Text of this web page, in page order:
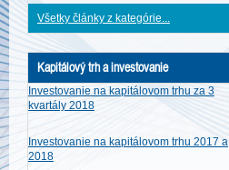
Všetky články z kategórie...
Kapitálový trh a investovanie
Investovanie na kapitálovom trhu za 3
kvartály 2018
Investovanie na kapitálovom trhu 2017 a
2018